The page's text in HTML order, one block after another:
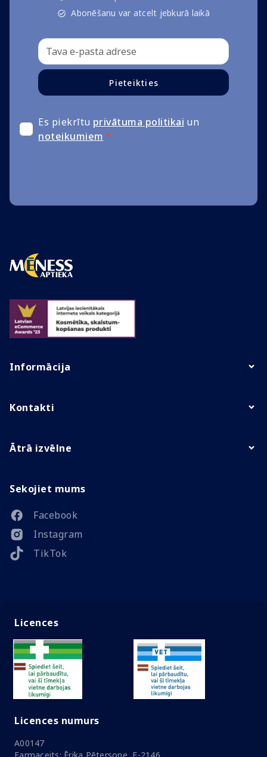
Abonēšanu var atcelt jebkurā laikā
Pieteikties
Es piekrītu privātuma politikai un
noteikumiem *
Informācija
Kontakti
Ātrā izvēlne
Sekojiet mums
Facebook
Instagram
TikTok
Licences
Licences numurs
A00147